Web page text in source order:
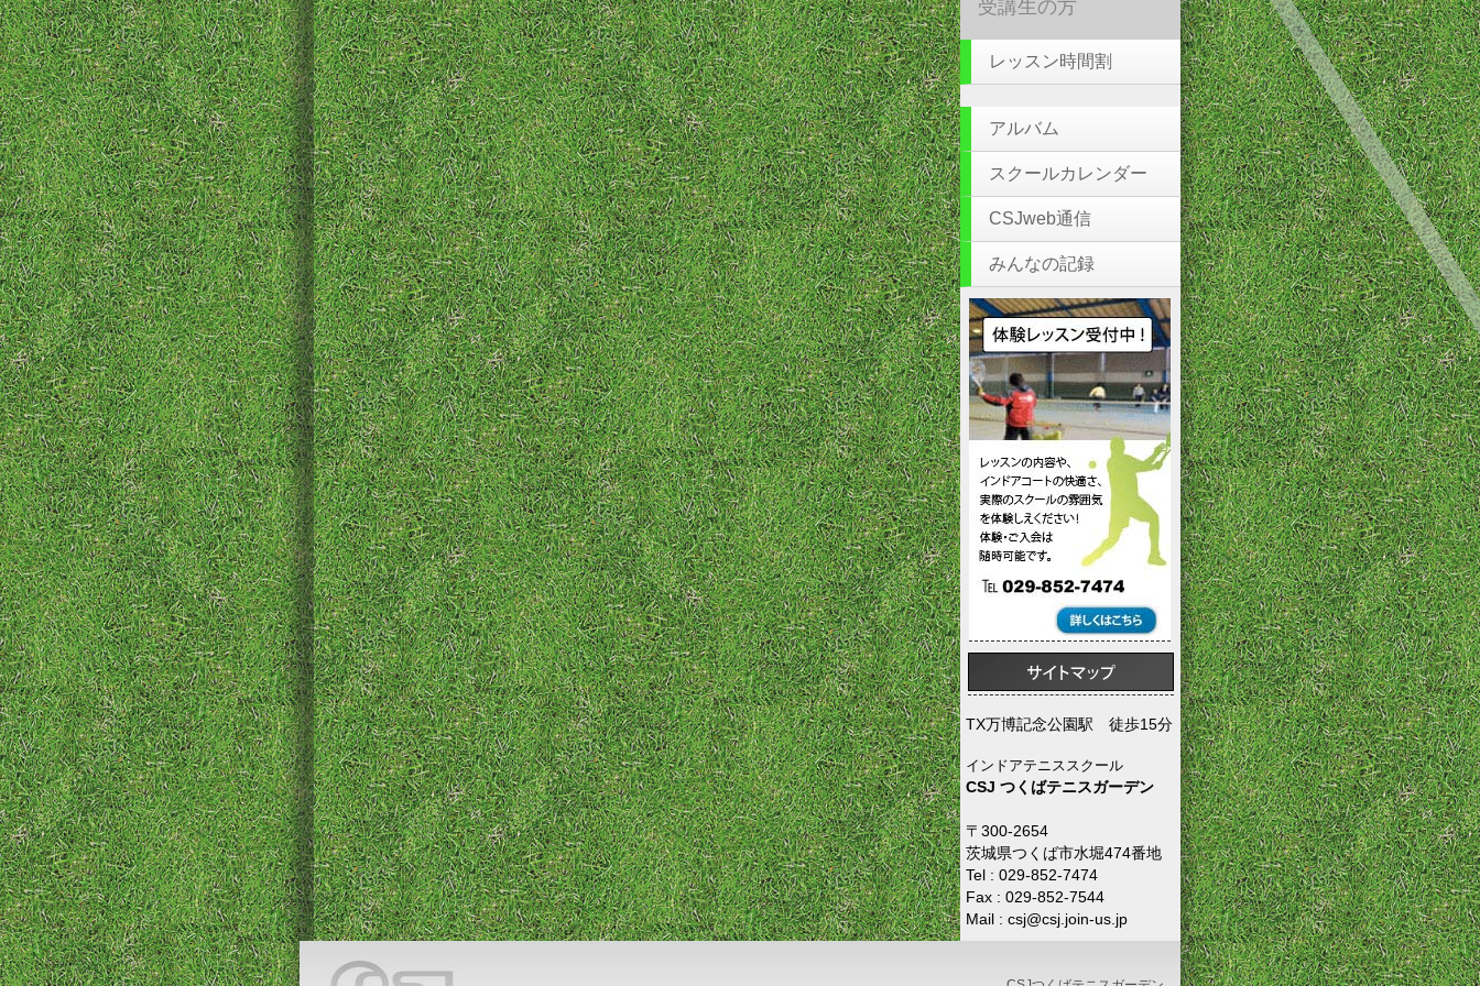
受講生の方
レッスン時間割
アルバム
スクールカレンダー
CSJweb通信
みんなの記録
TX万博記念公園駅 徒歩15分
インドアテニススクール
CSJ つくばテニスガーデン
〒300-2654
茨城県つくば市水堀474番地
Tel : 029-852-7474
Fax : 029-852-7544
Mail : csj@csj.join-us.jp